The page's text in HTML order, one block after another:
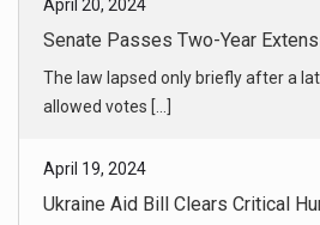
April 19, 2024
Ukraine Aid Bill Clears Critical
Democrats stepped in to support
to the floor, [...]
April 19, 2024
Liberal Democrats Urge ‘No’ Vote